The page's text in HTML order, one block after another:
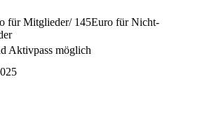
für Mitglieder/ 145Euro für Nicht-
Aktivpass möglich